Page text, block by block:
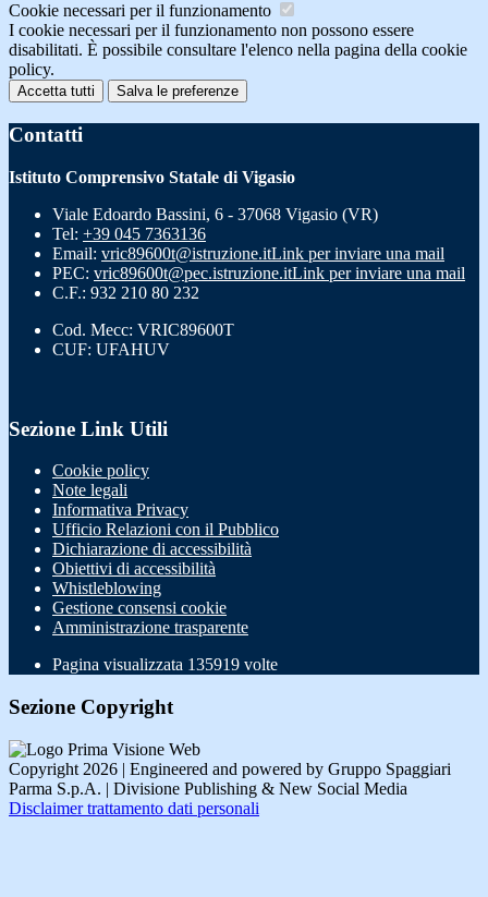
Cookie necessari per il funzionamento
I cookie necessari per il funzionamento non possono essere
disabilitati. È possibile consultare l'elenco nella pagina della cookie
policy.
Accetta tutti Salva le preferenze
Contatti
Istituto Comprensivo Statale di Vigasio
Viale Edoardo Bassini, 6 - 37068 Vigasio (VR)
Tel: +39 045 7363136
Email: vric89600t@istruzione.itLink per inviare una mail
PEC: vric89600t@pec.istruzione.itLink per inviare una mail
C.F.: 932 210 80 232
Cod. Mecc: VRIC89600T
CUF: UFAHUV
Sezione Link Utili
Cookie policy
Note legali
Informativa Privacy
Ufficio Relazioni con il Pubblico
Dichiarazione di accessibilità
Obiettivi di accessibilità
Whistleblowing
Gestione consensi cookie
Amministrazione trasparente
Pagina visualizzata 135919 volte
Sezione Copyright
Copyright 2026 | Engineered and powered by Gruppo Spaggiari
Parma S.p.A. | Divisione Publishing & New Social Media
Disclaimer trattamento dati personali